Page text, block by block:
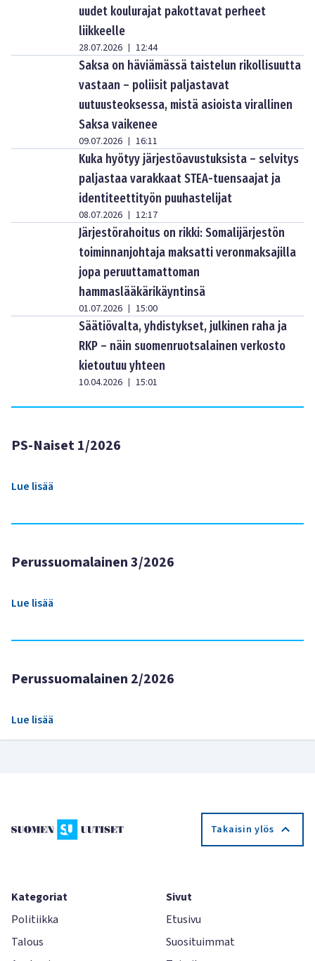
uudet koulurajat pakottavat perheet
liikkeelle
28.07.2026 | 12:44
Saksa on häviämässä taistelun rikollisuutta
vastaan – poliisit paljastavat
uutuusteoksessa, mistä asioista virallinen
Saksa vaikenee
09.07.2026 | 16:11
Kuka hyötyy järjestöavustuksista – selvitys
paljastaa varakkaat STEA-tuensaajat ja
identiteettityön puuhastelijat
08.07.2026 | 12:17
Järjestörahoitus on rikki: Somalijärjestön
toiminnanjohtaja maksatti veronmaksajilla
jopa peruuttamattoman
hammaslääkärikäyntinsä
01.07.2026 | 15:00
Säätiövalta, yhdistykset, julkinen raha ja
RKP – näin suomenruotsalainen verkosto
kietoutuu yhteen
10.04.2026 | 15:01
PS-Naiset 1/2026
Lue lisää
Perussuomalainen 3/2026
Lue lisää
Perussuomalainen 2/2026
Lue lisää
Takaisin ylös
Kategoriat
Politiikka
Talous
Sivut
Etusivu
Suosituimmat